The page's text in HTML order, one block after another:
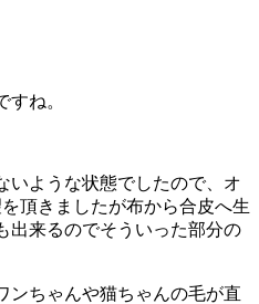
ね。
いような状態でしたので、オ
頂きましたが布から合皮へ生
出来るのでそういった部分の
ンちゃんや猫ちゃんの毛が直